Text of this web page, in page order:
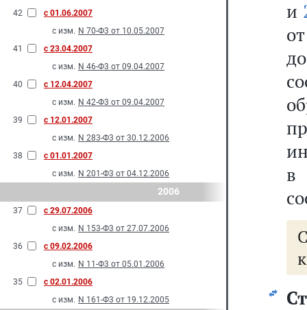
42
с 01.06.2007
с изм. N 70-Ф3 от 10.05.2007
41
с 23.04.2007
с изм. N 46-Ф3 от 09.04.2007
40
с 12.04.2007
с изм. N 42-Ф3 от 09.04.2007
39
с 12.01.2007
с изм. N 283-Ф3 от 30.12.2006
38
с 01.01.2007
с изм. N 201-Ф3 от 04.12.2006
2006
37
с 29.07.2006
с изм. N 153-Ф3 от 27.07.2006
36
с 09.02.2006
с изм. N 11-Ф3 от 05.01.2006
35
с 02.01.2006
с изм. N 161-Ф3 от 19.12.2005
и
в